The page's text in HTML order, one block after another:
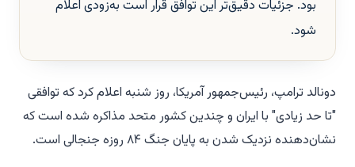
بود. جزئیات دقیق‌تر این توافق قرار است به‌زودی اعلام
شود.
دونالد ترامپ، رئیس‌جمهور آمریکا، روز شنبه اعلام کرد که توافقی
"تا حد زیادی" با ایران و چندین کشور متحد مذاکره شده است که
نشان‌دهنده نزدیک شدن به پایان جنگ ۸۴ روزه جنجالی است.